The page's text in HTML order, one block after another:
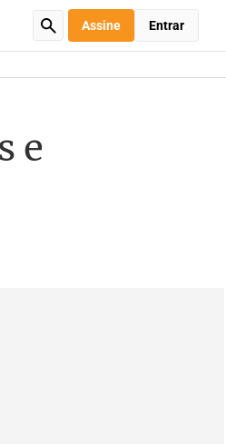
Assine Entrar
e